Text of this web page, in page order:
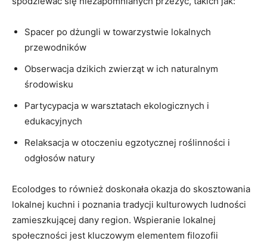
Spacer po dżungli⁣ w towarzystwie‌ lokalnych
przewodników
Obserwacja dzikich zwierząt w ich naturalnym
środowisku
Partycypacja w warsztatach ekologicznych ⁣i
edukacyjnych
Relaksacja w otoczeniu egzotycznej roślinności ‍i
odgłosów ⁣natury
Ecolodges to​ również‌ doskonała okazja⁤ do skosztowania
lokalnej kuchni i poznania tradycji kulturowych ludności
zamieszkującej dany ⁣region. Wspieranie⁣ lokalnej⁤
społeczności jest ‍kluczowym elementem filozofii